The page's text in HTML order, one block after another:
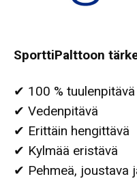
SporttiPalttoon
✔ 100 % tuulenpitävä
✔ Vedenpitävä
✔ Erittäin hengittävä
✔ Kylmää eristävä
✔ Pehmeä, joustava